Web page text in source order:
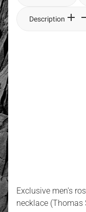
Description
Exclusive men's
necklace (Thomas